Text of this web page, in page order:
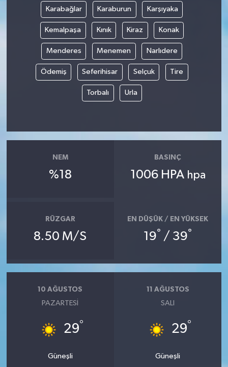
Karabağlar Karaburun Karşıyaka
Kemalpaşa Kınık Kiraz Konak
Menderes Menemen Narlıdere
Ödemiş Seferihisar Selçuk Tire
Torbalı Urla
NEM
%18
BASINÇ
1006 HPA hpa
RÜZGAR
8.50 M/S
EN DÜŞÜK / EN YÜKSEK
19° / 39°
10 AĞUSTOS
PAZARTESI
29°
Güneşli
11 AĞUSTOS
SALI
29°
Güneşli